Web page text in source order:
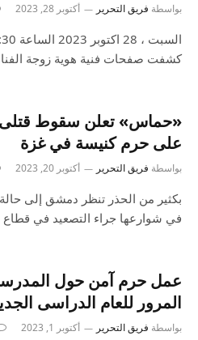
بواسطة فريق التحرير أكتوبر 28, 2023
كشفت صفحات فنية هوية زوجة
«حماس» تعلن سقوط قتلى
على حرم كنيسة في غزة
بواسطة فريق التحرير أكتوبر 20, 2023
بكثير من الحذر تنظر دمشق إلى
في شوارعها جراء التصعيد في
عمل حرم آمن حول
المرور للعام الدراسى
بواسطة فريق التحرير أكتوبر 1, 2023